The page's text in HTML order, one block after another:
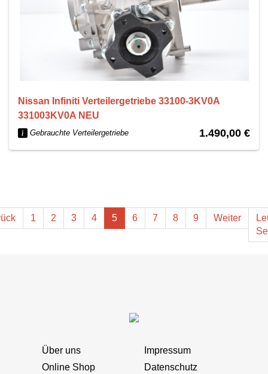
Nissan Infiniti Verteilergetriebe 33100-3KV0A
331003KV0A NEU
Gebrauchte Verteilergetriebe 1.490,00 €
1 2 3 4 5 6 7 8 9 Weiter
Über uns
Impressum
Online Shop
Datenschutz